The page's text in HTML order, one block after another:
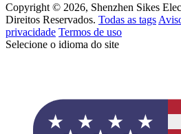
Copyright © 2026, Shenzhen Sikes
Direitos Reservados. Todas as tags
privacidade Termos de uso
Selecione o idioma do site